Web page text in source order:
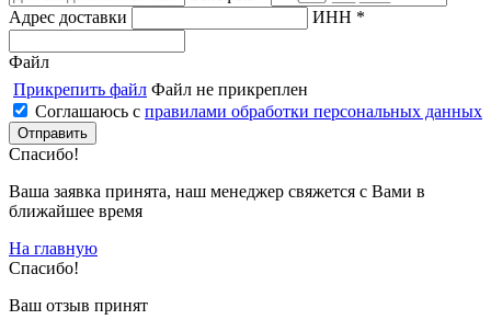
Адрес доставки
ИНН *
Файл
Прикрепить файл Файл не прикреплен
Соглашаюсь с правилами обработки персональных данных
Спасибо!
Ваша заявка принята, наш менеджер свяжется с Вами в
ближайшее время
На главную
Спасибо!
Ваш отзыв принят